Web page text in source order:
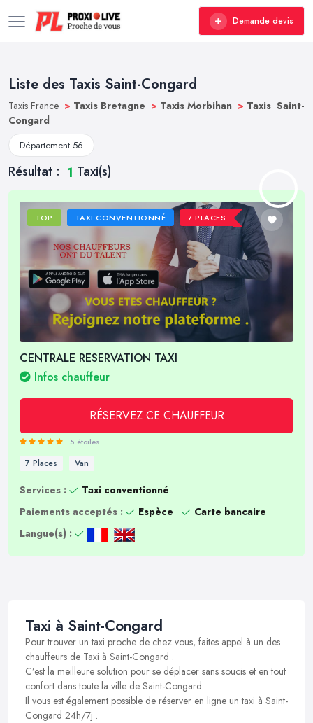
Demande devis
Liste des Taxis Saint-Congard
Taxis France > Taxis Bretagne > Taxis Morbihan > Taxis Saint-
Congard
Département 56
Résultat : 1 Taxi(s)
TOP TAXI CONVENTIONNÉ 7 PLACES
CENTRALE RESERVATION TAXI
Infos chauffeur
RÉSERVEZ CE CHAUFFEUR
5 étoiles
7 Places Van
Services :
Taxi conventionné
Paiements acceptés :
Espèce
Carte bancaire
Langue(s) :
Taxi à Saint-Congard
Pour trouver un taxi proche de chez vous, faites appel à un des
chauffeurs de Taxi à Saint-Congard .
C’est la meilleure solution pour se déplacer sans soucis et en tout
confort dans toute la ville de Saint-Congard.
Il vous est également possible de réserver en ligne un taxi à Saint-
Congard 24h/7j .